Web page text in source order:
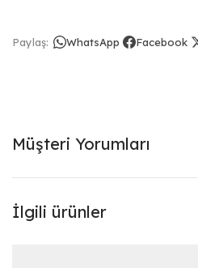
Paylaş: WhatsApp Facebook
Müşteri Yorumları
İlgili ürünler